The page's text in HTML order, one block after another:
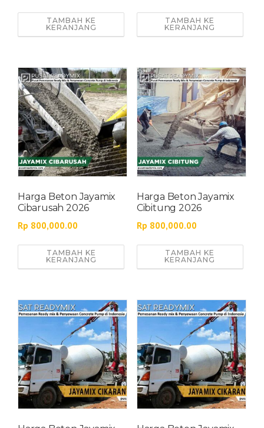
TAMBAH KE
KERANJANG
TAMBAH KE
KERANJANG
Harga Beton Jayamix
Cibarusah 2026
Rp 800,000.00
TAMBAH KE
KERANJANG
Harga Beton Jayamix
Cibitung 2026
Rp 800,000.00
TAMBAH KE
KERANJANG